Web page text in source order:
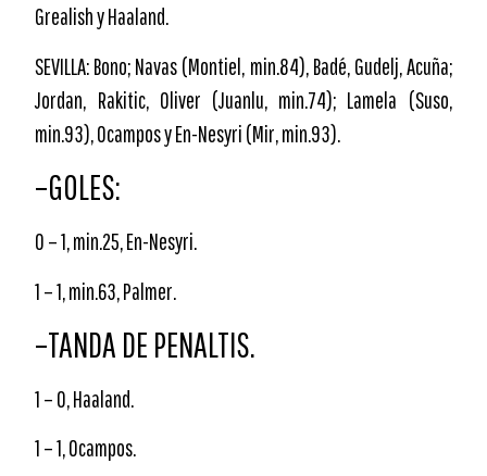
Grealish y Haaland.
SEVILLA: Bono; Navas (Montiel, min.84), Badé, Gudelj, Acuña;
Jordan, Rakitic, Oliver (Juanlu, min.74); Lamela (Suso,
min.93), Ocampos y En-Nesyri (Mir, min.93).
–GOLES:
0 – 1, min.25, En-Nesyri.
1 – 1, min.63, Palmer.
–TANDA DE PENALTIS.
1 – 0, Haaland.
1 – 1, Ocampos.